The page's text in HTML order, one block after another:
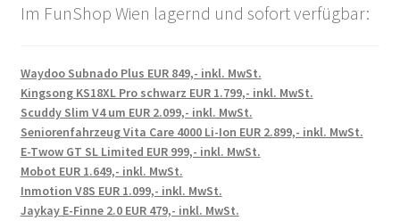
Im FunShop Wien lagernd und sofort verfügbar:
Waydoo Subnado Plus EUR 849,- inkl. MwSt.
Kingsong KS18XL Pro schwarz EUR 1.799,- inkl. MwSt.
Scuddy Slim V4 um EUR 2.099,- inkl. MwSt.
Seniorenfahrzeug Vita Care 4000 Li-Ion EUR 2.899,- inkl. MwSt.
E-Twow GT SL Limited EUR 999,- inkl. MwSt.
Mobot EUR 1.649,- inkl. MwSt.
Inmotion V8S EUR 1.099,- inkl. MwSt.
Jaykay E-Finne 2.0 EUR 479,- inkl. MwSt.